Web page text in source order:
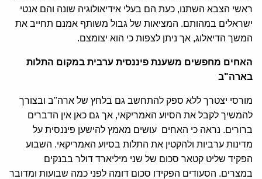
ראשי הצבא השתנו, כעת הם בעלי אידיאולוגיה שונה והם אנטי
ישראלים במהותם. המציאות של גבול משותף אמנם תחייב את
המשך הדיאלוג, אך ניתן לצפות כי הוא יצומצם.
האחים מחפשים משענת פיננסית ערבית במקום התלות
בארה"ב
מורסי יצטרך ללא ספק להתחשב גם בלחץ של ארה"ב ובצורך
להמשיך לקבל את הסיוע האמריקאי, אך גם כאן אין הדברים
ברורים. נראה כי האחים עושים מאמץ להישען פיננסית על
מדינות ערביות ולהקטין את התלות בסיוע האמריקאי. השבוע
הפקיד שליט קטאר סכום של שני מיליארד דולר בבנקים
במצרים. הסעודים הפקידו סכום דומה לפני כמה שבועות ומדובר